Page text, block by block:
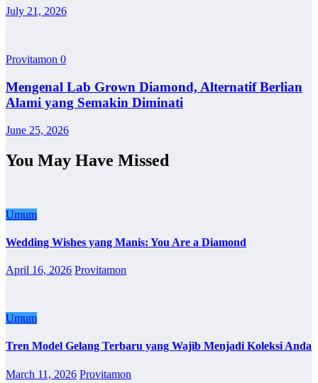
July 21, 2026
Provitamon 0
Mengenal Lab Grown Diamond, Alternatif Berlian
Alami yang Semakin Diminati
June 25, 2026
You May Have Missed
Umum
Wedding Wishes yang Manis: You Are a Diamond
April 16, 2026 Provitamon
Umum
Tren Model Gelang Terbaru yang Wajib Menjadi Koleksi Anda
March 11, 2026 Provitamon